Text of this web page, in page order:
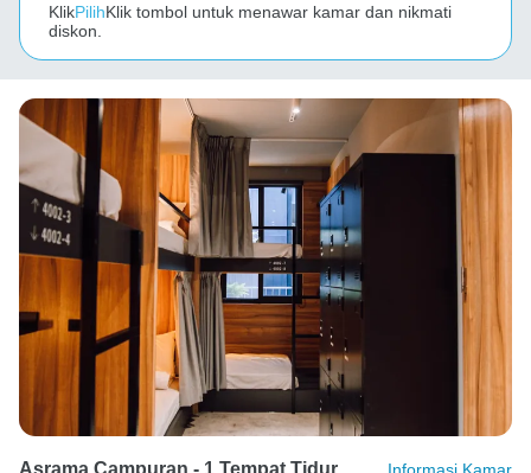
KlikPilihKlik tombol untuk menawar kamar dan nikmati
diskon.
Asrama Campuran - 1 Tempat Tidur Informasi Kamar